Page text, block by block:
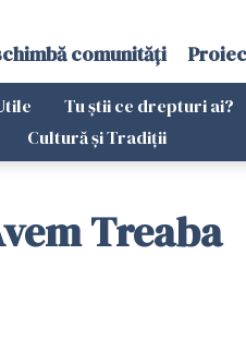
comunități
Tu știi ce drepturi ai?
Cultură și Tradiții
Treaba